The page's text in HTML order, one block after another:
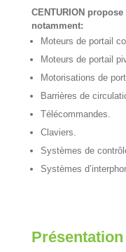
CENTURION
notamment:
Moteurs de portail
Moteurs de portail
Motorisations de
Barrières de
Télécommandes.
Claviers.
Systèmes de
Systèmes